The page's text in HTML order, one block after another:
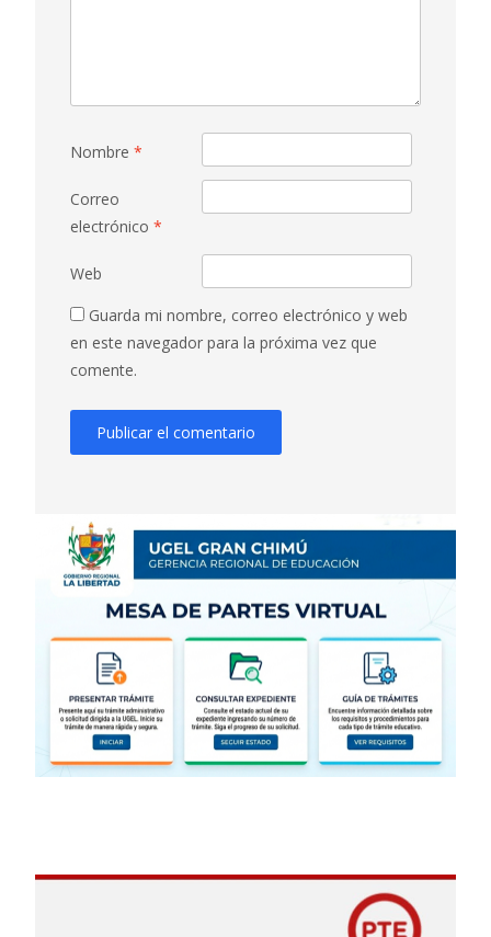
Nombre *
Correo
electrónico *
Web
Guarda mi nombre, correo electrónico y web
en este navegador para la próxima vez que
comente.